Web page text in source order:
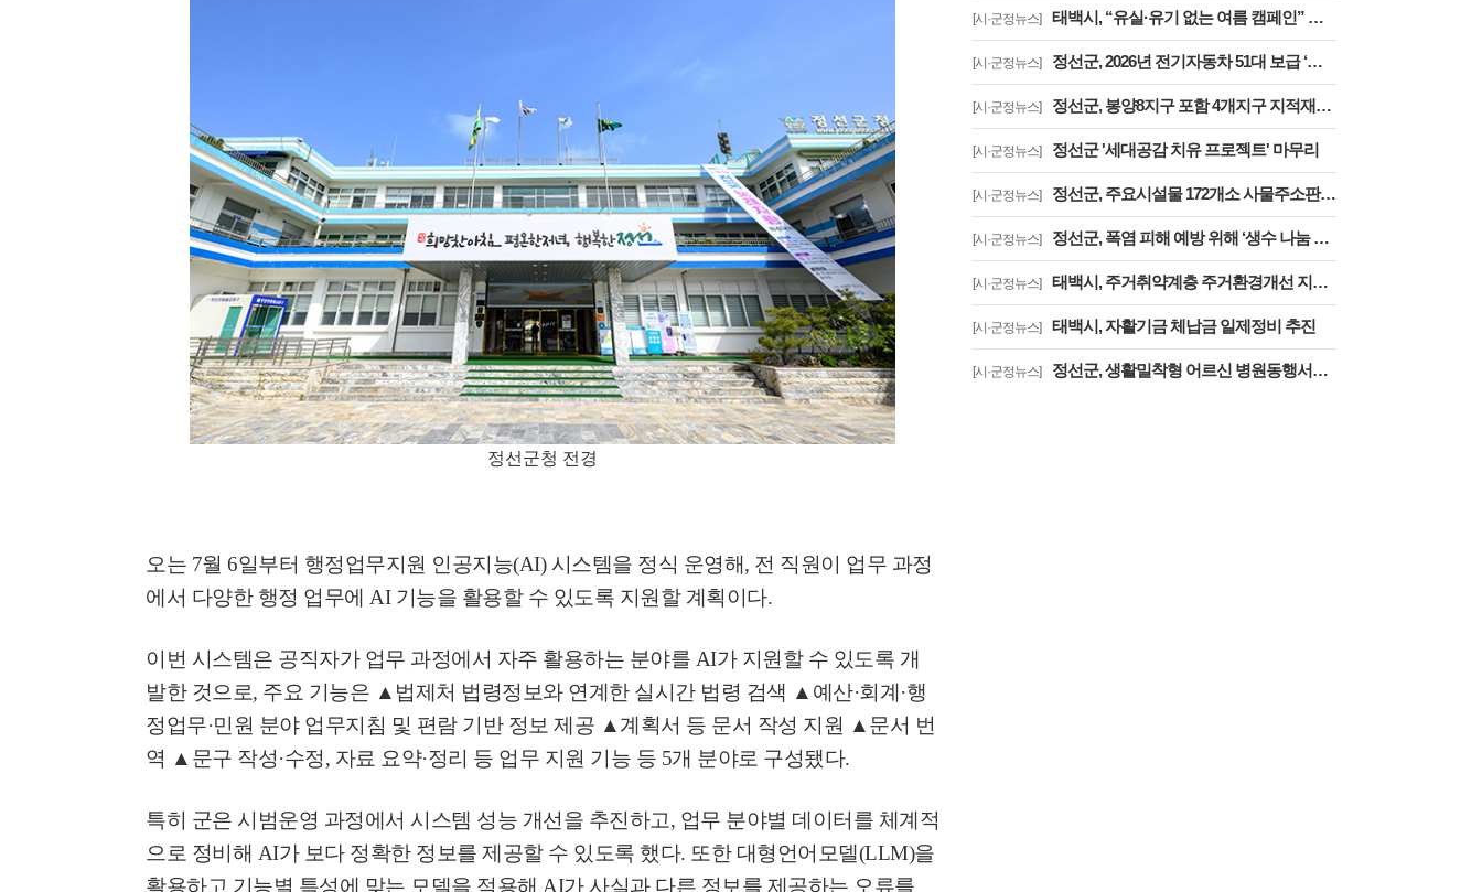
정선군청 전경
오는 7월 6일부터 행정업무지원 인공지능(AI) 시스템을 정식 운영해, 전 직원이 업무 과정
에서 다양한 행정 업무에 AI 기능을 활용할 수 있도록 지원할 계획이다.
이번 시스템은 공직자가 업무 과정에서 자주 활용하는 분야를 AI가 지원할 수 있도록 개
발한 것으로, 주요 기능은 ▲ 법제처 법령정보와 연계한 실시간 법령 검색 ▲ 예산·회계 ·행
정업무·민원 분야 업무지침 및 편람 기반 정보 제공 ▲계획서 등 문서 작성 지원 ▲문서 번
역 ▲ 문구 작성·수정, 자료 요약·정리 등 업무 지원 기능 등 5개 분야로 구성됐다.
특히 군은 시범운영 과정에서 시스템 성능 개선을 추진하고, 업무 분야별 데이터를 체계적
으로 정비해 AI가 보다 정확한 정보를 제공할 수 있도록 했다. 또한 대형언어모델(LLM)을
활용하고 기능별 특성에 맞는 모델을 적용해 AI가 사실과 다른 정보를 제공하는 오류를
[시·군정뉴스] 태백시, “유실·유기 없는 여름 캠페인” 추진
[시·군정뉴스] 정선군, 2026년 전기자동차 51대 보급 ‘친환경 교통 전환 지원 확대’
[시·군정뉴스] 정선군, 봉양8지구 포함 4개지구 지적재조사 완료 ‘토지 경계 바로잡고 주민 불편 해소’
[시·군정뉴스] 정선군 '세대공감 치유 프로젝트' 마무리
[시·군정뉴스] 정선군, 주요시설물 172개소 사물주소판 설치사업 완료
[시·군정뉴스] 정선군, 폭염 피해 예방 위해 ‘생수 나눔 냉장고’ 운영
[시·군정뉴스] 태백시, 주거취약계층 주거환경개선 지원사업 추진
[시·군정뉴스] 태백시, 자활기금 체납금 일제정비 추진
[시·군정뉴스] 정선군, 생활밀착형 어르신 병원동행서비스 확대 ‘기본사회 복지 강화’